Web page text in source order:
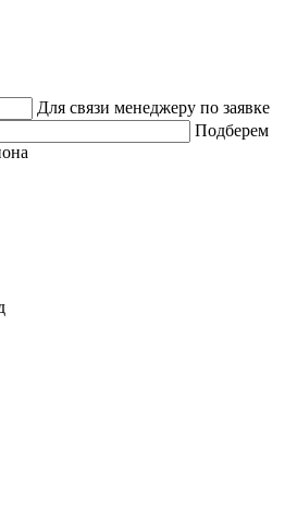
Для связи менеджеру по заявке
Подберем